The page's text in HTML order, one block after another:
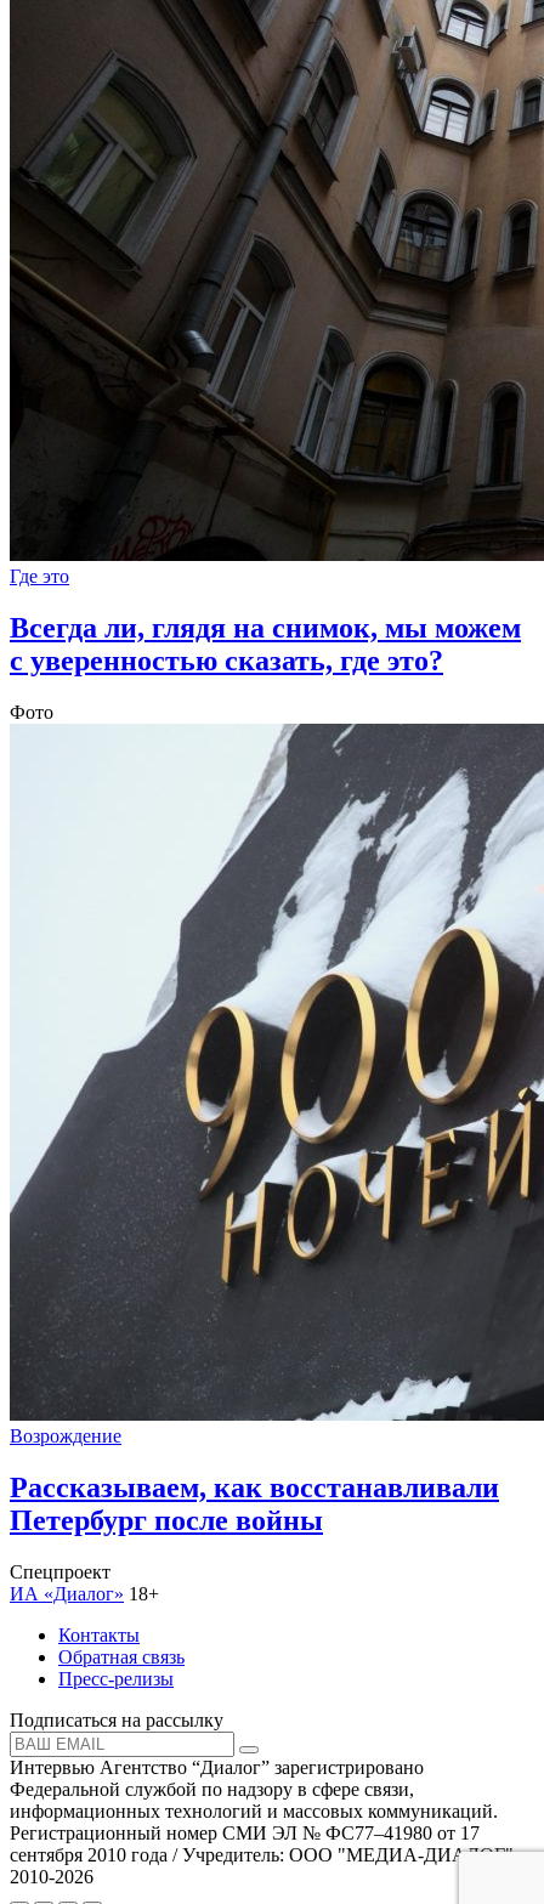
Где это
Всегда ли, глядя на снимок, мы можем
с уверенностью сказать, где это?
Фото
Возрождение
Рассказываем, как восстанавливали
Петербург после войны
Спецпроект
ИА «Диалог» 18+
Контакты
Обратная связь
Пресс-релизы
Подписаться на рассылку
Интервью Агентство “Диалог” зарегистрировано
Федеральной службой по надзору в сфере связи,
информационных технологий и массовых коммуникаций.
Регистрационный номер СМИ ЭЛ № ФС77–41980 от 17
сентября 2010 года / Учредитель: ООО "МЕДИА-ДИАЛОГ"
2010-2026